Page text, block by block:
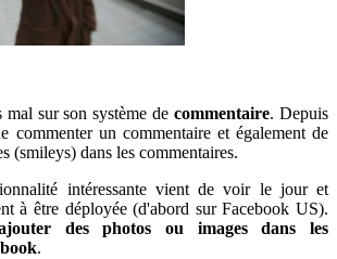
mal sur son système decommentaire. Depuis
commenter un commentaire et également de
(smileys) dans les commentaires.
intéressante vient de voir le jour et
à être déployée (d'abord sur Facebook US).
des photos ou images dans les
.